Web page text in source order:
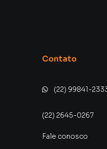
Contato
(22) 99841-
(22) 2645-0267
Fale conosco